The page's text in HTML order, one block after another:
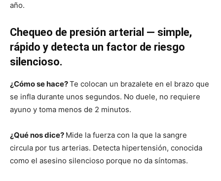
año.
Chequeo de presión arterial — simple,
rápido y detecta un factor de riesgo
silencioso.
¿Cómo se hace?Te colocan un brazalete en el brazo que
se infla durante unos segundos. No duele, no requiere
ayuno y toma menos de 2 minutos.
¿Qué nos dice? Mide la fuerza con la que la sangre
circula por tus arterias. Detecta hipertensión, conocida
como el asesino silencioso porque no da síntomas.